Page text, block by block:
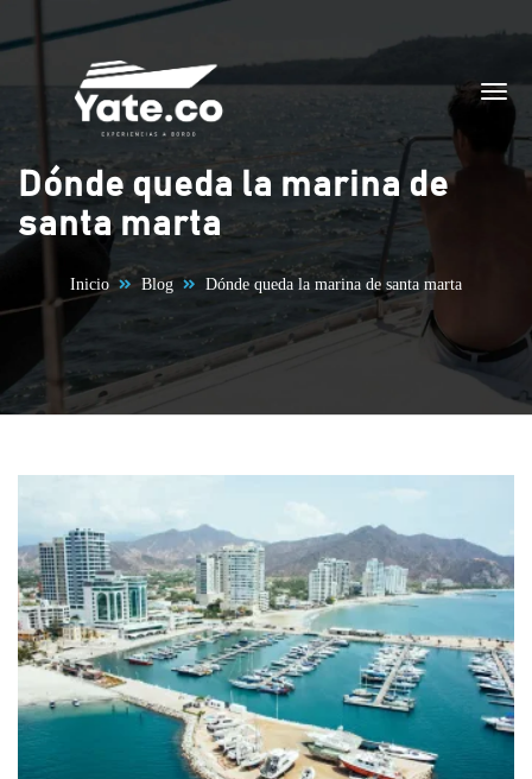
Saltar al contenido
Dónde queda la marina de
santa marta
Inicio Blog Dónde queda la marina de santa marta